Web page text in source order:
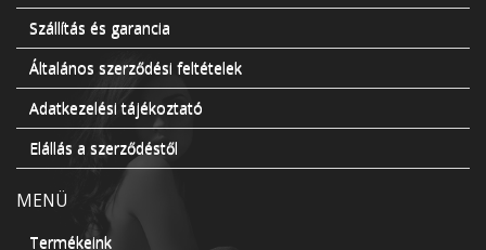
Szállítás és garancia
Általános szerződési feltételek
Adatkezelési tájékoztató
Elállás a szerződéstől
MENÜ
Termékeink